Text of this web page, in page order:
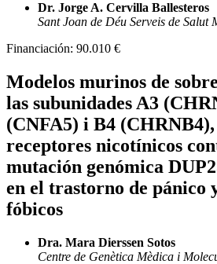
Dr. Jorge A. Cervilla Ballesteros
Sant Joan de Déu Serveis de Salut
Financiación: 90.010 €
Modelos murinos de
las subunidades A3
(CNFA5) i B4 (CHRNB4),
receptores nicotínicos
mutación genómica
en el trastorno de pánico
fóbicos
Dra. Mara Dierssen Sotos
Centre de Genètica Mèdica i